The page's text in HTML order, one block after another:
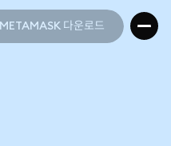
METAMASK 다운로드